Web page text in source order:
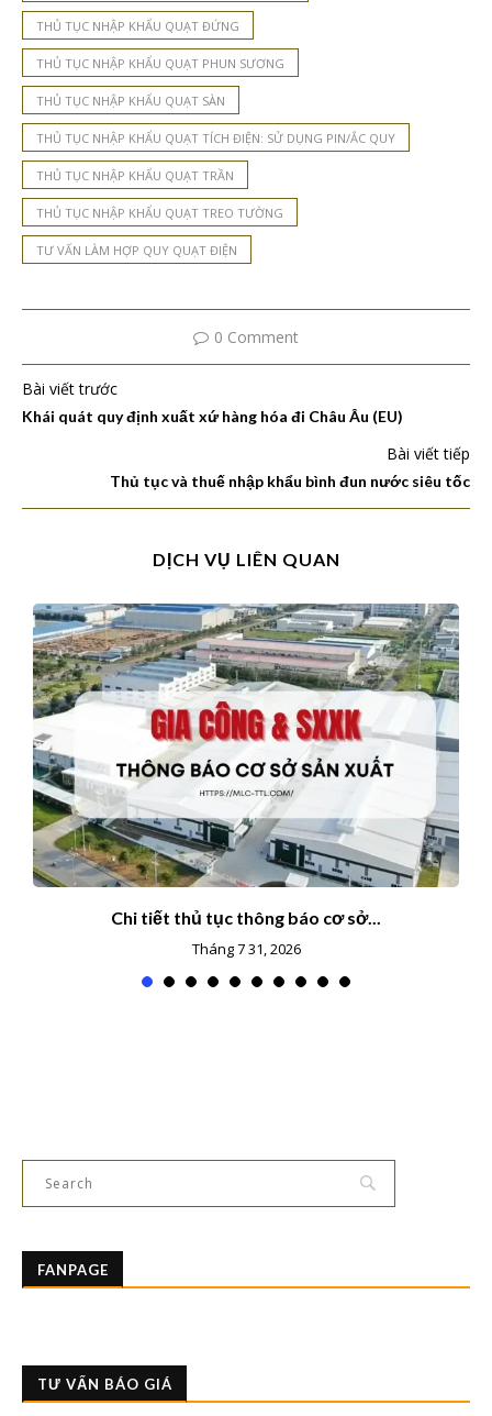
THỦ TỤC NHẬP KHẨU QUẠT ĐỨNG
THỦ TỤC NHẬP KHẨU QUẠT PHUN SƯƠNG
THỦ TỤC NHẬP KHẨU QUẠT SÀN
THỦ TỤC NHẬP KHẨU QUẠT TÍCH ĐIỆN: SỬ DỤNG PIN/ẮC QUY
THỦ TỤC NHẬP KHẨU QUẠT TRẦN
THỦ TỤC NHẬP KHẨU QUẠT TREO TƯỜNG
TƯ VẤN LÀM HỢP QUY QUẠT ĐIỆN
0 Comment
Bài viết trước
Khái quát quy định xuất xứ hàng hóa đi Châu Âu (EU)
Bài viết tiếp
Thủ tục và thuế nhập khẩu bình đun nước siêu tốc
DỊCH VỤ LIÊN QUAN
Chi tiết thủ tục thông báo cơ sở...
Tháng 7 31, 2026
FANPAGE
TƯ VẤN BÁO GIÁ